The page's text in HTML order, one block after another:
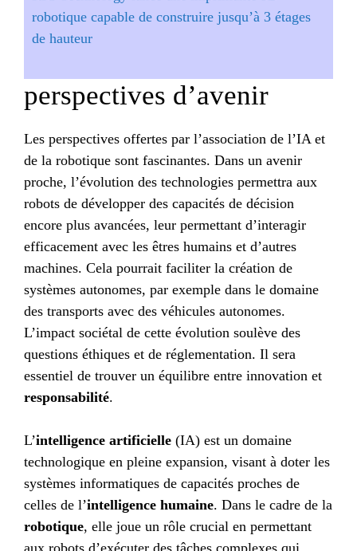
robotique capable de construire jusqu’à 3 étages
de hauteur
perspectives d’avenir
Les perspectives offertes par l’association de l’IA et
de la robotique sont fascinantes. Dans un avenir
proche, l’évolution des technologies permettra aux
robots de développer des capacités de décision
encore plus avancées, leur permettant d’interagir
efficacement avec les êtres humains et d’autres
machines. Cela pourrait faciliter la création de
systèmes autonomes, par exemple dans le domaine
des transports avec des véhicules autonomes.
L’impact sociétal de cette évolution soulève des
questions éthiques et de réglementation. Il sera
essentiel de trouver un équilibre entre innovation et
responsabilité.
L’intelligence artificielle (IA) est un domaine
technologique en pleine expansion, visant à doter les
systèmes informatiques de capacités proches de
celles de l’intelligence humaine. Dans le cadre de la
robotique, elle joue un rôle crucial en permettant